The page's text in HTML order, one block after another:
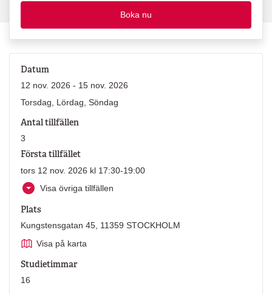
Boka nu
Datum
12 nov. 2026 - 15 nov. 2026
Torsdag, Lördag, Söndag
Antal tillfällen
3
Första tillfället
tors 12 nov. 2026 kl 17:30-19:00
Visa övriga tillfällen
Plats
Kungstensgatan 45, 11359 STOCKHOLM
Visa på karta
Studietimmar
16